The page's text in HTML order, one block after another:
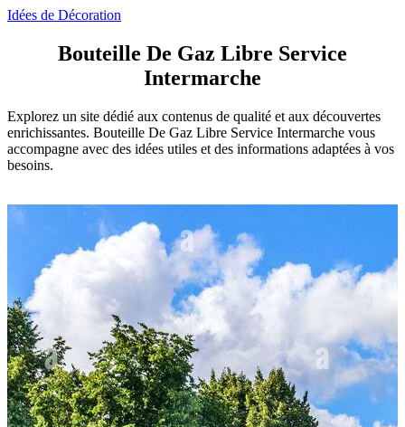
Idées de Décoration
Bouteille De Gaz Libre Service
Intermarche
Explorez un site dédié aux contenus de qualité et aux découvertes
enrichissantes. Bouteille De Gaz Libre Service Intermarche vous
accompagne avec des idées utiles et des informations adaptées à vos
besoins.